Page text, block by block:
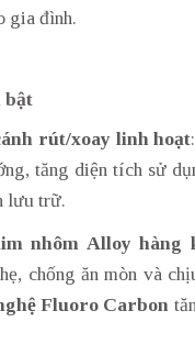
gia đình.
bật
rút/xoay linh hoạt
tăng diện tích sử
lưu trữ.
nhôm Alloy hàng
chống ăn mòn và
Fluoro Carbon